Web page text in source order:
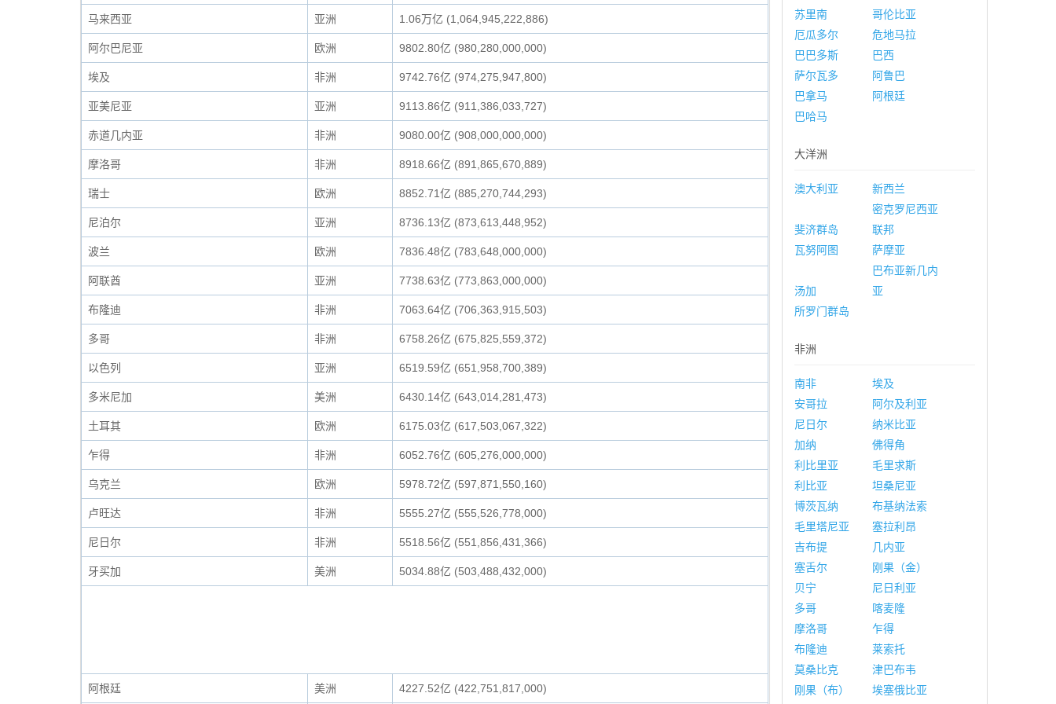
马来西亚 亚洲 1.06万亿 (1,064,945,222,886)
阿尔巴尼亚 欧洲 9802.80亿 (980,280,000,000)
埃及 非洲 9742.76亿 (974,275,947,800)
亚美尼亚 亚洲 9113.86亿 (911,386,033,727)
赤道几内亚 非洲 9080.00亿 (908,000,000,000)
摩洛哥 非洲 8918.66亿 (891,865,670,889)
瑞士 欧洲 8852.71亿 (885,270,744,293)
尼泊尔 亚洲 8736.13亿 (873,613,448,952)
波兰 欧洲 7836.48亿 (783,648,000,000)
阿联酋 亚洲 7738.63亿 (773,863,000,000)
布隆迪 非洲 7063.64亿 (706,363,915,503)
多哥 非洲 6758.26亿 (675,825,559,372)
以色列 亚洲 6519.59亿 (651,958,700,389)
多米尼加 美洲 6430.14亿 (643,014,281,473)
土耳其 欧洲 6175.03亿 (617,503,067,322)
乍得 非洲 6052.76亿 (605,276,000,000)
乌克兰 欧洲 5978.72亿 (597,871,550,160)
卢旺达 非洲 5555.27亿 (555,526,778,000)
尼日尔 非洲 5518.56亿 (551,856,431,366)
牙买加 美洲 5034.88亿 (503,488,432,000)
阿根廷 美洲 4227.52亿 (422,751,817,000)
苏里南
哥伦比亚
厄瓜多尔
危地马拉
巴巴多斯
巴西
萨尔瓦多
阿鲁巴
巴拿马
阿根廷
巴哈马
大洋洲
澳大利亚 新西兰
斐济群岛
密克罗尼西亚
联邦
瓦努阿图
萨摩亚
汤加
巴布亚新几内
亚
所罗门群岛
非洲
南非
埃及
安哥拉
阿尔及利亚
尼日尔
纳米比亚
加纳
佛得角
利比里亚
毛里求斯
利比亚
坦桑尼亚
博茨瓦纳
布基纳法索
毛里塔尼亚
塞拉利昂
吉布提
几内亚
塞舌尔
刚果（金）
贝宁
尼日利亚
多哥
喀麦隆
摩洛哥
乍得
布隆迪
莱索托
莫桑比克
津巴布韦
刚果（布）
埃塞俄比亚